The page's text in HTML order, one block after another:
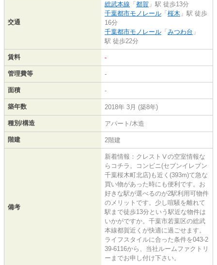
交通
総武本線 「 都賀 」駅 徒歩13分
千葉都市モノレール 「 桜木 」駅 徒歩
16分
千葉都市モノレール 「 みつわ台 」
駅 徒歩22分
賃料 -
管理費等 -
面積 -
築年数 2018年 3月 (築8年)
種別/構造 アパート/木造
階建 2階建
備考
新着情報：クレストⅤの空室情報な
らコチラ。コンビニ(セブンイレブン
千葉桜木町北店)も近く(393m)て急な
買い物があった時にも便利です。お
好きな駅が選べるのが2駅利用可物件
のメリットです。少し喧騒を離れて
駅まで徒歩13分という駅近な物件は
いかがですか。千葉市若葉区の総武
本線都賀近くが快適に過ごせます。
ライフスタイルに合った条件を043-2
39-6116から、当社ルームファクトリ
ーまでお申し付け下さい。